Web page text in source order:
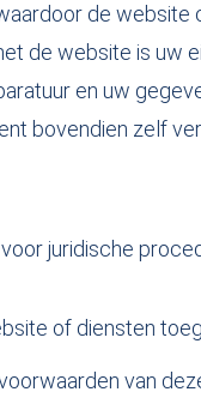
de website
de website is uw
en uw
bovendien zelf
juridische
of diensten
van